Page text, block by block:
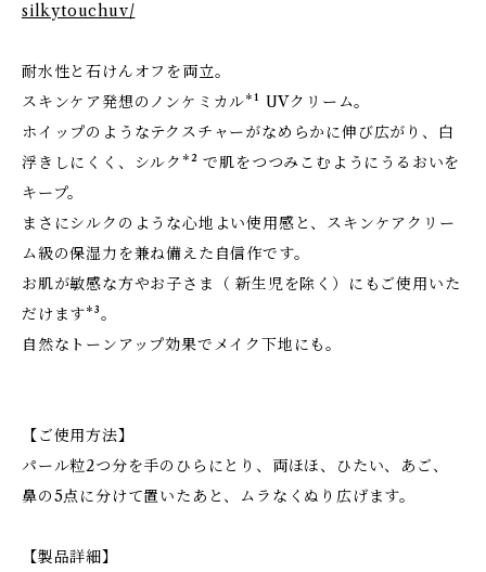
silkytouchuv/
耐水性と石けんオフを両立。
スキンケア発想のノンケミカル*¹ UVクリーム。
ホイップのようなテクスチャーがなめらかに伸び広がり、白
浮きしにくく、シルク*² で肌をつつみこむようにうるおいを
キープ。
まさにシルクのような心地よい使用感と、スキンケアクリー
ム級の保湿力を兼ね備えた自信作です。
お肌が敏感な方やお子さま（ 新生児を除く）にもご使用いた
だけます*³。
自然なトーンアップ効果でメイク下地にも。
【ご使用方法】
パール粒2つ分を手のひらにとり、両ほほ、ひたい、あご、
鼻の5点に分けて置いたあと、ムラなくぬり広げます。
【製品詳細】